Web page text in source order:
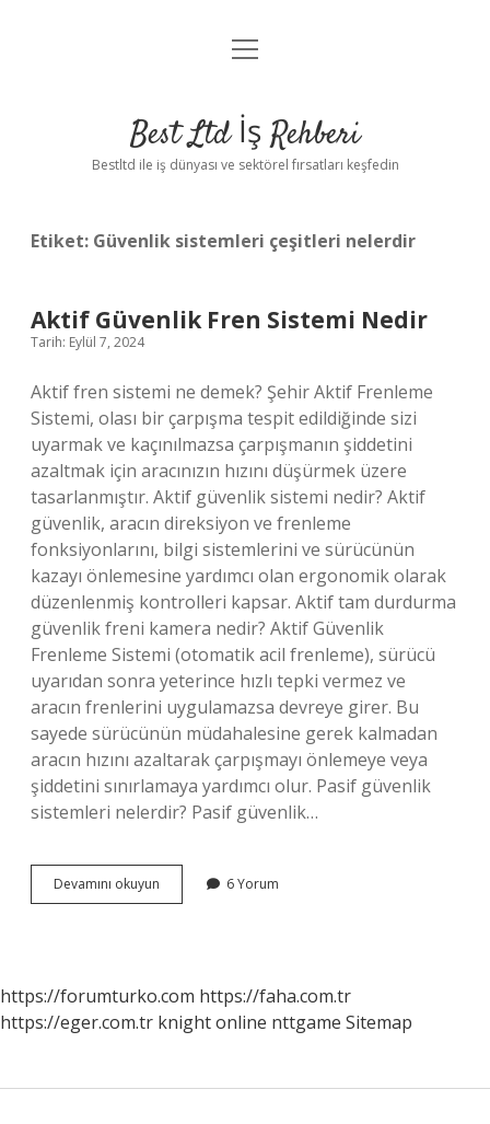
Anasayfa
Yasal Uyarı
menüyü
Best Ltd İş Rehberi
Bestltd ile iş dünyası ve sektörel fırsatları keşfedin
Etiket: Güvenlik sistemleri çeşitleri nelerdir
Aktif Güvenlik Fren Sistemi Nedir
Tarih: Eylül 7, 2024
Aktif fren sistemi ne demek? Şehir Aktif Frenleme
Sistemi, olası bir çarpışma tespit edildiğinde sizi
uyarmak ve kaçınılmazsa çarpışmanın şiddetini
azaltmak için aracınızın hızını düşürmek üzere
tasarlanmıştır. Aktif güvenlik sistemi nedir? Aktif
güvenlik, aracın direksiyon ve frenleme
fonksiyonlarını, bilgi sistemlerini ve sürücünün
kazayı önlemesine yardımcı olan ergonomik olarak
düzenlenmiş kontrolleri kapsar. Aktif tam durdurma
güvenlik freni kamera nedir? Aktif Güvenlik
Frenleme Sistemi (otomatik acil frenleme), sürücü
uyarıdan sonra yeterince hızlı tepki vermez ve
aracın frenlerini uygulamazsa devreye girer. Bu
sayede sürücünün müdahalesine gerek kalmadan
aracın hızını azaltarak çarpışmayı önlemeye veya
şiddetini sınırlamaya yardımcı olur. Pasif güvenlik
sistemleri nelerdir? Pasif güvenlik…
Devamını okuyun
Güvenlik
6 Yorum
https://forumturko.com https://faha.com.tr
https://eger.com.tr knight online nttgame Sitemap